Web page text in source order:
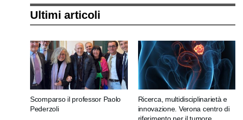
Ultimi articoli
Scomparso il professor Paolo
Pederzoli
Ricerca, multidisciplinarietà e
innovazione. Verona centro di
riferimento per il tumore